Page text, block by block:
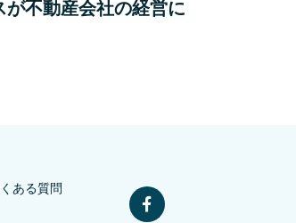
が不動産会社の経営に
ある質問